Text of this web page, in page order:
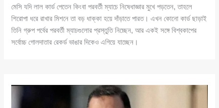
মেসি যদি লাল কার্ড পেতেন কিংবা পরবর্তী ম্যাচে নিষেধাজ্ঞার মুখে পড়তেন, তাহলে
শিরোপা ধরে রাখার মিশনে তা বড় ধাক্কা হয়ে দাঁড়াতে পারত। এখন কোনো কার্ড ছাড়াই
তিনি গ্রুপ পর্বের পরবর্তী ম্যাচগুলোর প্রস্তুতি নিচ্ছেন, আর একই সঙ্গে বিশ্বকাপের
সর্বোচ্চ গোলদাতার রেকর্ড ভাঙার দিকেও এগিয়ে যাচ্ছেন।